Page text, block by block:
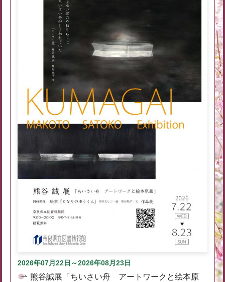
2026年07月22日～2026年08月23日
熊谷誠展「ちいさい舟 アートワークと絵本原